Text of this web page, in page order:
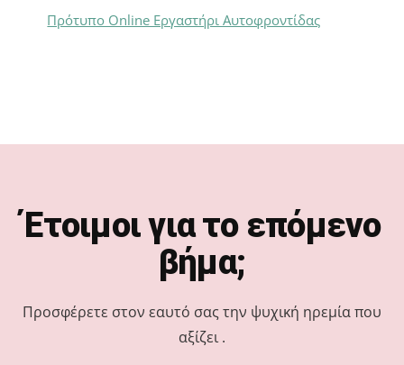
Πρότυπο Online Εργαστήρι Αυτοφροντίδας
Έτοιμοι για το επόμενο
βήμα;
Προσφέρετε στον εαυτό σας την ψυχική ηρεμία που
αξίζει .